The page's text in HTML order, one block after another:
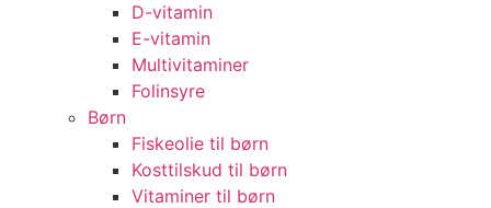
D-vitamin
E-vitamin
Multivitaminer
Folinsyre
Børn
Fiskeolie til børn
Kosttilskud til børn
Vitaminer til børn